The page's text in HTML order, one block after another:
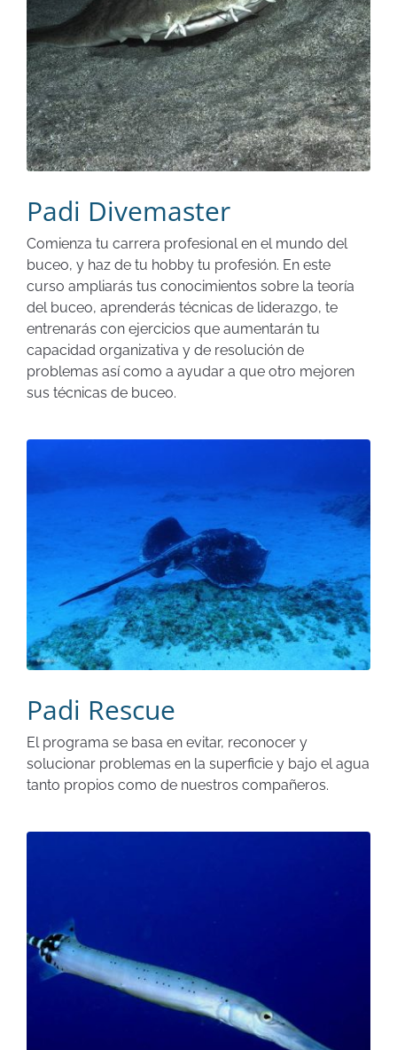
Padi Divemaster
Comienza tu carrera profesional en el mundo del
buceo, y haz de tu hobby tu profesión. En este
curso ampliarás tus conocimientos sobre la teoría
del buceo, aprenderás técnicas de liderazgo, te
entrenarás con ejercicios que aumentarán tu
capacidad organizativa y de resolución de
problemas así como a ayudar a que otro mejoren
sus técnicas de buceo.
Padi Rescue
El programa se basa en evitar, reconocer y
solucionar problemas en la superficie y bajo el agua
tanto propios como de nuestros compañeros.